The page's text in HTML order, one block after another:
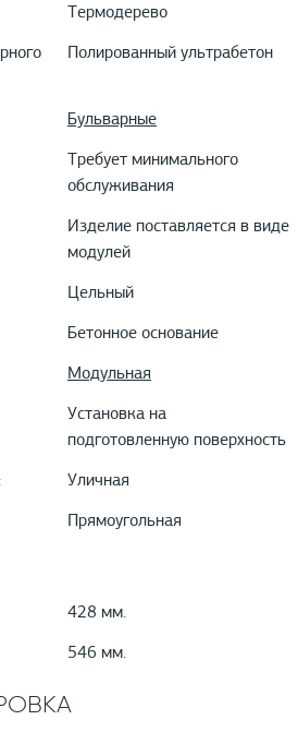
Термодерево
Полированный ультрабетон
Бульварные
Требует минимального
обслуживания
Изделие поставляется в виде
модулей
Цельный
Бетонное основание
Модульная
Установка на
подготовленную поверхность
Уличная
Прямоугольная
428 мм.
546 мм.